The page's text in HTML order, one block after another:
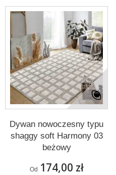
Dywan nowoczesny typu
shaggy soft Harmony 03
beżowy
Od 174,00 zł